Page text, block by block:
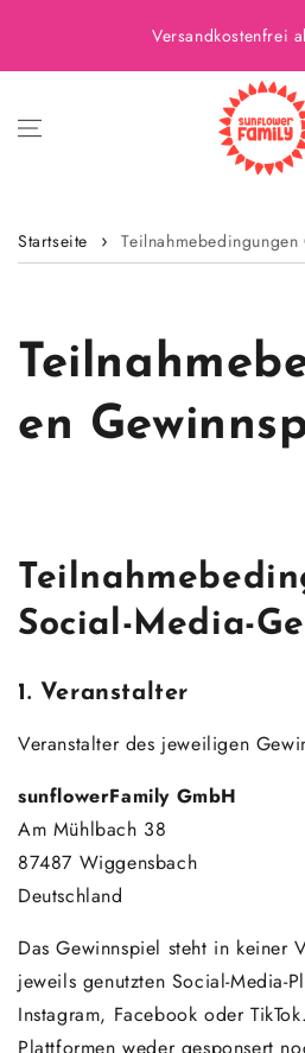
Versandkostenfrei
Startseite
en
Social-Media-
1. Veranstalter
Veranstalter des jeweiligen
sunflowerFamily GmbH
Am Mühlbach 38
87487 Wiggensbach
Deutschland
Das Gewinnspiel steht in keiner
jeweils genutzten Social-Media-
Instagram, Facebook oder